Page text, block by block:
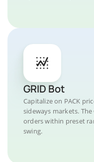
GRID Bot
Capitalize on PACK
sideways markets.
orders within preset
swing.